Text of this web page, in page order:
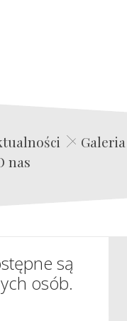
Edwin Film Agencja Aktorska
Galeria
nas
są
osób.